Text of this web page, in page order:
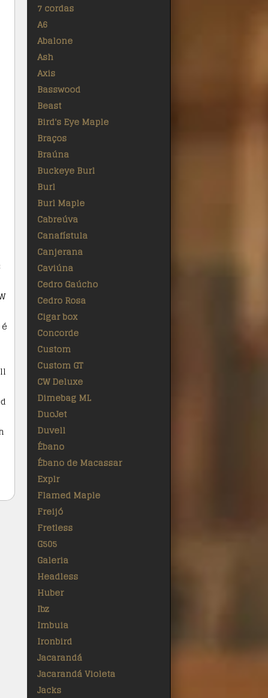
7 cordas
A6
Abalone
Ash
Axis
Basswood
Beast
Bird's Eye Maple
Braços
Braúna
Buckeye Burl
Burl
Burl Maple
Cabreúva
Canafístula
Canjerana
Caviúna
Cedro Gaúcho
Cedro Rosa
Cigar box
Concorde
Custom
Custom GT
CW Deluxe
Dimebag ML
DuoJet
Duvell
Ébano
Ébano de Macassar
Explr
Flamed Maple
Freijó
Fretless
G505
Galeria
Headless
Huber
Ibz
Imbuia
Ironbird
Jacarandá
Jacarandá Violeta
Jacks